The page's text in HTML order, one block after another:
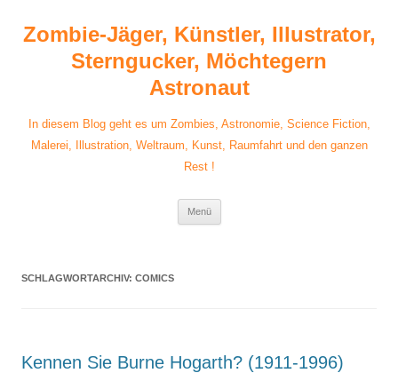
springen
Zombie-Jäger, Künstler, Illustrator,
Sterngucker, Möchtegern
Astronaut
In diesem Blog geht es um Zombies, Astronomie, Science Fiction,
Malerei, Illustration, Weltraum, Kunst, Raumfahrt und den ganzen
Rest !
Menü
SCHLAGWORTARCHIV: COMICS
Kennen Sie Burne Hogarth? (1911-1996)